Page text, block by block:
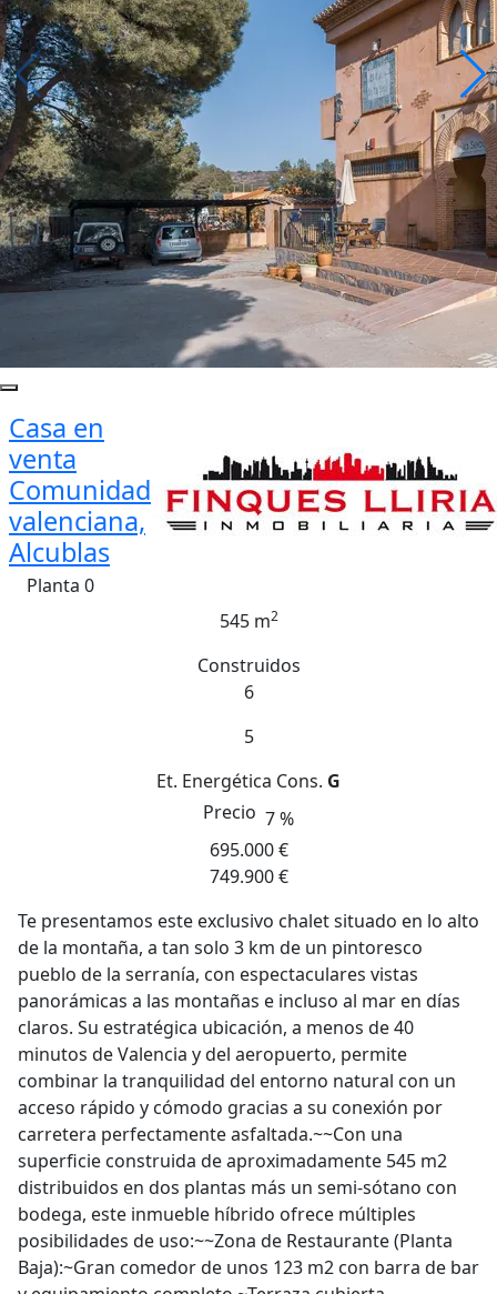
Casa en
venta
Comunidad
valenciana,
Alcublas
Planta 0
545 m2
Construidos
6
5
Et. Energética Cons. G
Precio 7 %
695.000 €
749.900 €
Te presentamos este exclusivo chalet situado en lo alto
de la montaña, a tan solo 3 km de un pintoresco
pueblo de la serranía, con espectaculares vistas
panorámicas a las montañas e incluso al mar en días
claros. Su estratégica ubicación, a menos de 40
minutos de Valencia y del aeropuerto, permite
combinar la tranquilidad del entorno natural con un
acceso rápido y cómodo gracias a su conexión por
carretera perfectamente asfaltada.~~Con una
superficie construida de aproximadamente 545 m2
distribuidos en dos plantas más un semi-sótano con
bodega, este inmueble híbrido ofrece múltiples
posibilidades de uso:~~Zona de Restaurante (Planta
Baja):~Gran comedor de unos 123 m2 con barra de bar